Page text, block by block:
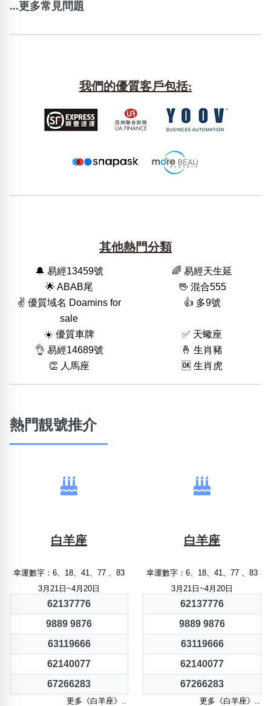
...更多常見問題
我們的優質客戶包括:
其他熱門分類
🔔 易經13459號
🌈 易經天生延
🌟 ABAB尾
🖖 混合555
✌️ 優質域名 Doamins for
sale
👍 多9號
☀️ 優質車牌
✅ 天蠍座
👌 易經14689號
🤞 生肖豬
👏 人馬座
🆗️ 生肖虎
熱門靚號推介
白羊座
幸運數字：6、18、41、77 、83
3月21日~4月20日
62137776
9889 9876
63119666
62140077
67266283
更多《白羊座》..
白羊座
幸運數字：6、18、41、77 、83
3月21日~4月20日
62137776
9889 9876
63119666
62140077
67266283
更多《白羊座》..